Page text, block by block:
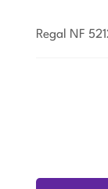
Regal NF